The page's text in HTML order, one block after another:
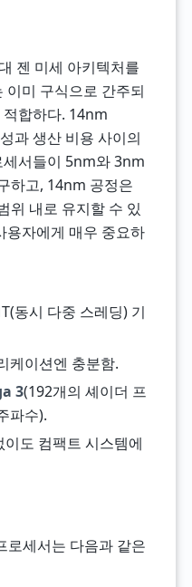
젠 미세 아키텍처를
이미 구식으로 간주되
합하다. 14nm
과 생산 비용 사이의
세서들이 5nm와 3nm
하고, 14nm 공정은
위 내로 유지할 수 있
용자에게 매우 중요하
동시 다중 스레딩) 기
케이션엔 충분함.
3(192개의 셰이더 프
파수).
도 컴팩트 시스템에
세서는 다음과 같은